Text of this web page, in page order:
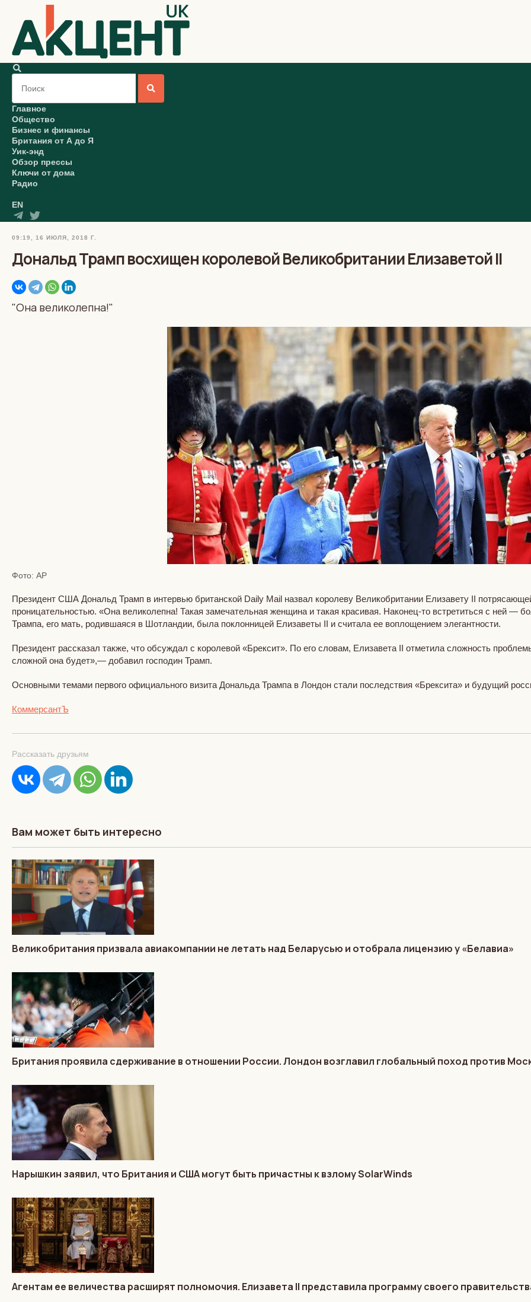
Главное
Общество
Бизнес и финансы
Британия от А до Я
Уик-энд
Обзор прессы
Ключи от дома
Радио
EN
09:19, 16 ИЮЛЯ, 2018 Г.
Дональд Трамп восхищен королевой Великобритании Елизаветой II
"Она великолепна!"
Фото: AP
Президент США Дональд Трамп в интервью британской Daily Mail назвал королеву Великобритании Елизавету II
проницательностью. «Она великолепна! Такая замечательная женщина и такая красивая. Наконец-то встретиться с ней —
Трампа, его мать, родившаяся в Шотландии, была поклонницей Елизаветы II и считала ее воплощением элегантности.
Президент рассказал также, что обсуждал с королевой «Брексит». По его словам, Елизавета II отметила сложность
сложной она будет»,— добавил господин Трамп.
Основными темами первого официального визита Дональда Трампа в Лондон стали последствия «Брексита» и будущий
КоммерсантЪ
Рассказать друзьям
Вам может быть интересно
Великобритания призвала авиакомпании не летать над Беларусью и отобрала лицензию у «Белавиа»
Британия проявила сдерживание в отношении России. Лондон возглавил глобальный поход против
Нарышкин заявил, что Британия и США могут быть причастны к взлому SolarWinds
Агентам ее величества расширят полномочия. Елизавета II представила программу своего